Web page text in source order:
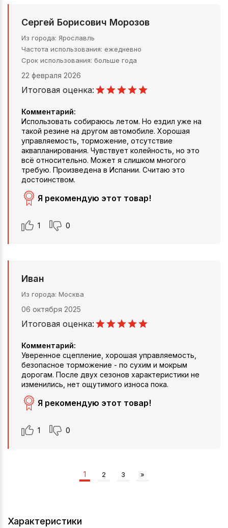
Характеристики
Сергей Борисович Морозов
Из города Ярославль
Частота использования ежедневно
Срок использования больше года
22 февраля 2026
Итоговая оценка:
Комментарий:
Использовать собираюсь летом. Но ездил уже на
такой резине на другом автомобиле. Хорошая
управляемость, торможение, отсутствие
аквапланирования. Чувствует колейность, но это
всё относительно. Может я слишком многого
требую. Произведена в Испании. Считаю это
достоинством.
Я рекомендую этот товар!
1 0
Иван
Из города Москва
06 октября 2025
Итоговая оценка:
Комментарий:
Уверенное сцепление, хорошая управляемость,
безопасное торможение - по сухим и мокрым
дорогам. После двух сезонов характеристики не
изменились, нет ощутимого износа пока.
Я рекомендую этот товар!
1 0
1 2 3 »